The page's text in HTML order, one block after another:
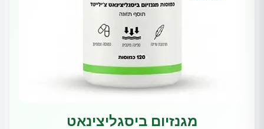
מגנזיום ביסגליצינאט